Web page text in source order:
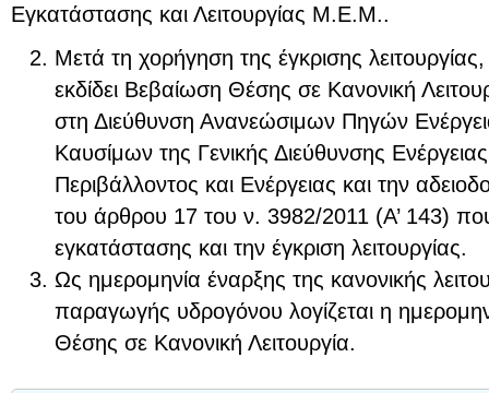
Εγκατάστασης και Λειτουργίας Μ.Ε.Μ..
Μετά τη χορήγηση της έγκρισης
εκδίδει Βεβαίωση Θέσης σε Κανονική
στη Διεύθυνση Ανανεώσιμων Πηγών
Καυσίμων της Γενικής Διεύθυνσης
Περιβάλλοντος και Ενέργειας και την
του άρθρου 17 του ν. 3982/2011 (Α’ 143)
εγκατάστασης και την έγκριση λειτουργίας.
Ως ημερομηνία έναρξης της κανονικής
παραγωγής υδρογόνου λογίζεται η
Θέσης σε Κανονική Λειτουργία.